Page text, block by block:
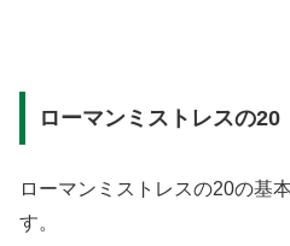
ローマンミストレスの20
ローマンミストレスの20の基
す。